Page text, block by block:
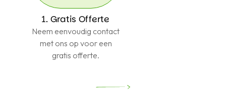
1. Gratis Offerte
Neem eenvoudig contact
met ons op voor een
gratis offerte.